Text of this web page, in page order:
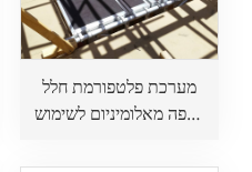
מערכת פלטפורמת חלל
רצפה מאלומיניום לשימוש